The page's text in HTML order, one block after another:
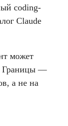
coding-
Claude
может
Границы —
а не на